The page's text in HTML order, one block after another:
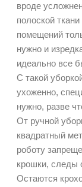
вроде
полоской
помещений
нужно и
идеально все
С такой
ухоженно,
нужно, разве
От ручной
квадратный
роботу
крошки, следы
Остаются